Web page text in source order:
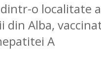
o localitate
din Alba,
A